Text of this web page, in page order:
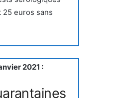
euros sans
2021 :